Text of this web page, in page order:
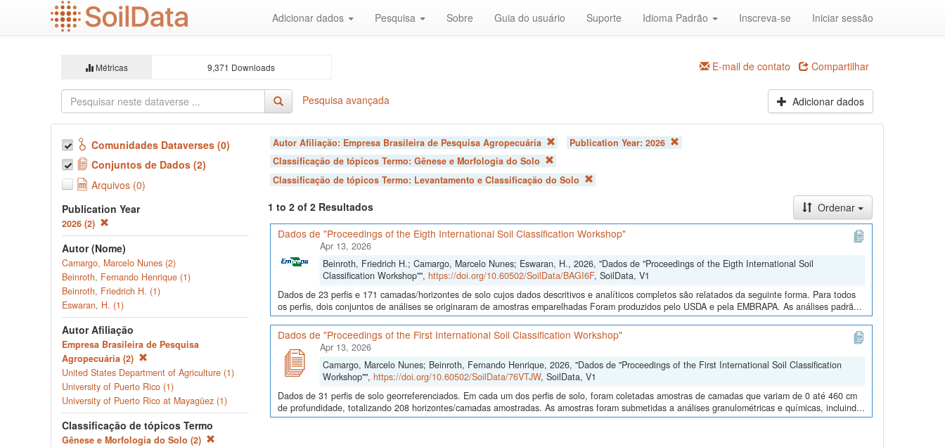
Adicionar dados Pesquisa Sobre Guia do usuário Suporte Idioma Padrão Inscreva-se Iniciar sessão
Métricas 9,371 Downloads E-mail de contato Compartilhar
Pesquisa avançada Adicionar dados
Comunidades Dataverses (0)
Conjuntos de Dados (2)
Arquivos (0)
Publication Year
2026 (2)
Autor (Nome)
Camargo, Marcelo Nunes (2)
Beinroth, Fernando Henrique (1)
Beinroth, Friedrich H. (1)
Eswaran, H. (1)
Autor Afiliação
Empresa Brasileira de Pesquisa
Agropecuária (2)
United States Department of Agriculture (1)
University of Puerto Rico (1)
University of Puerto Rico at Mayagüez (1)
Classificação de tópicos Termo
Gênese e Morfologia do Solo (2)
Autor Afiliação: Empresa Brasileira de Pesquisa Agropecuária Publication Year: 2026
Classificação de tópicos Termo: Gênese e Morfologia do Solo
Classificação de tópicos Termo: Levantamento e Classificação do Solo
1 to 2 of 2 Resultados
Ordenar
Dados de "Proceedings of the Eigth International Soil Classification Workshop"
Apr 13, 2026
Beinroth, Friedrich H.; Camargo, Marcelo Nunes; Eswaran, H., 2026, "Dados de "Proceedings of the Eigth International Soil
Classification Workshop"", https://doi.org/10.60502/SoilData/BAGI6F, SoilData, V1
Dados de 23 perfis e 171 camadas/horizontes de solo cujos dados descritivos e analíticos completos são relatados da seguinte forma. Para todos
os perfis, dois conjuntos de análises se originaram de amostras emparelhadas Foram produzidos pelo USDA e pela EMBRAPA. As análises padrã...
Dados de "Proceedings of the First International Soil Classification Workshop"
Apr 13, 2026
Camargo, Marcelo Nunes; Beinroth, Fernando Henrique, 2026, "Dados de "Proceedings of the First International Soil Classification
Workshop"", https://doi.org/10.60502/SoilData/76VTJW, SoilData, V1
Dados de 31 perfis de solo georreferenciados. Em cada um dos perfis de solo, foram coletadas amostras de camadas que variam de 0 até 460 cm
de profundidade, totalizando 208 horizontes/camadas amostradas. As amostras foram submetidas a análises granulométricas e químicas, incluind...